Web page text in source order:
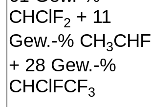
CHClF2 + 11
Gew.-% CH3CHF
+ 28 Gew.-%
CHClFCF3